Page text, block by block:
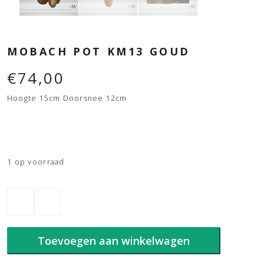
MOBACH POT KM13 GOUD
€74,00
Hoogte 15cm Doorsnee 12cm
1 op voorraad
Toevoegen aan winkelwagen